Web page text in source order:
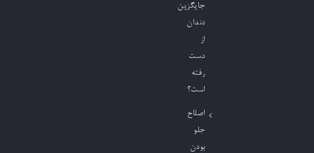
جایگزین
دندان
از
دست
رفته
است؟
اصلاح
جلو
بودن